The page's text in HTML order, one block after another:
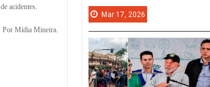
acidentes.
Por Mídia Mineira.
Mar 17, 2026